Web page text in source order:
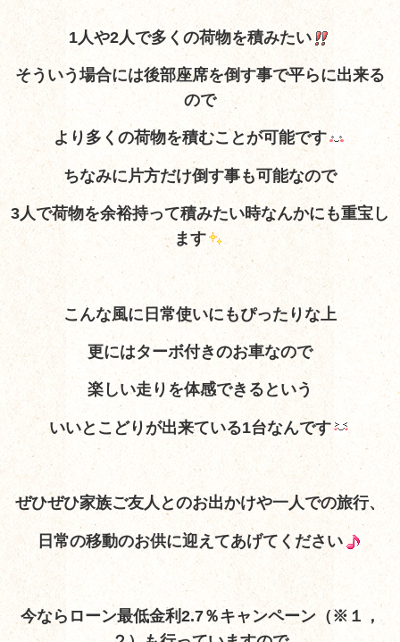
1人や2人で多くの荷物を積みたい
そういう場合には後部座席を倒す事で平らに出来る
ので
より多くの荷物を積むことが可能です
ちなみに片方だけ倒す事も可能なので
3人で荷物を余裕持って積みたい時なんかにも重宝し
ます
こんな風に日常使いにもぴったりな上
更にはターボ付きのお車なので
楽しい走りを体感できるという
いいとこどりが出来ている1台なんです
ぜひぜひ家族ご友人とのお出かけや一人での旅行、
日常の移動のお供に迎えてあげてください
今ならローン最低金利2.7％キャンペーン（※１，